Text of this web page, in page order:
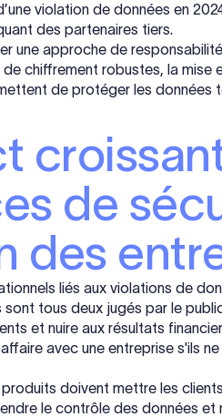
violation de données en
des partenaires tiers.
une approche de
chiffrement robustes, la
de protéger les
de
des
liés aux violations de
tous deux jugés par le
et nuire aux résultats
avec une entreprise s'ils
doivent mettre les
le contrôle des données